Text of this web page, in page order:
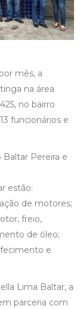
mês, a
na área
no bairro
funcionários e
Baltar Pereira e
estão:
de motores;
freio,
de óleo;
e
Lima Baltar, a
parceria com